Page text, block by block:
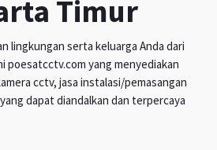
Timur
lingkungan serta keluarga Anda dari
poesatcctv.com yang menyediakan
cctv, jasa instalasi/pemasangan
dapat diandalkan dan terpercaya